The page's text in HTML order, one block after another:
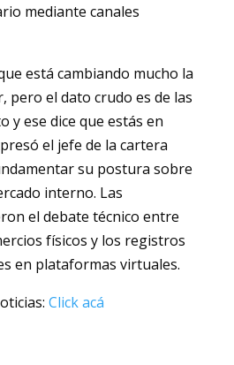
mediante canales
está cambiando mucho la
pero el dato crudo es de las
y ese dice que estás en
el jefe de la cartera
su postura sobre
interno. Las
el debate técnico entre
físicos y los registros
en plataformas virtuales.
Click acá